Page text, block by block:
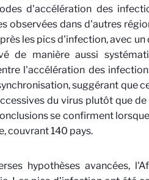
d'accélération des
observées dans d'autres
les pics d'infection, avec
de manière aussi
l'accélération des
suggérant que
du virus plutôt que
se confirment
couvrant 140 pays.
hypothèses avancées,